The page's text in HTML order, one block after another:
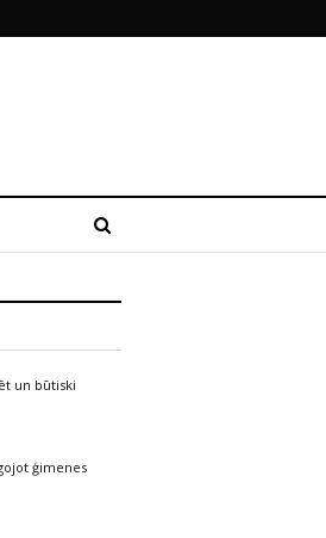
un būtiski
ģimenes